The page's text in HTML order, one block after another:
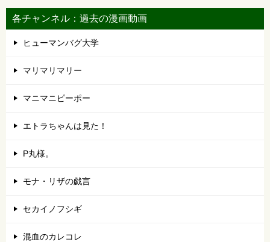
各チャンネル：過去の漫画動画
ヒューマンバグ大学
マリマリマリー
マニマニピーポー
エトラちゃんは見た！
P丸様。
モナ・リザの戯言
セカイノフシギ
混血のカレコレ